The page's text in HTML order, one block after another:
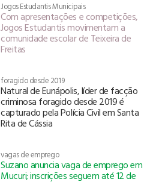
Jogos Estudantis Municipais
Com apresentações e competições,
Jogos Estudantis movimentam a
comunidade escolar de Teixeira de
Freitas
foragido desde 2019
Natural de Eunápolis, líder de facção
criminosa foragido desde 2019 é
capturado pela Polícia Civil em Santa
Rita de Cássia
vagas de emprego
Suzano anuncia vaga de emprego em
Mucuri; inscrições seguem até 12 de